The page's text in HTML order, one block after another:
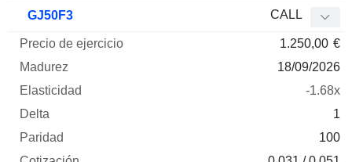
GJ50F3 CALL
1.250,00 €
18/09/2026
-1.68x
1
100